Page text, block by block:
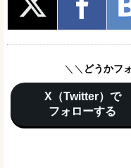
＼＼ どうかフ
X（Twitter）で
フォローする